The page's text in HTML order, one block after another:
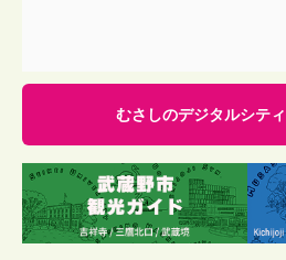
むさしのデジタルシテ